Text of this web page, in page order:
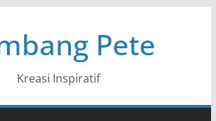
Pete
Kreasi Inspiratif